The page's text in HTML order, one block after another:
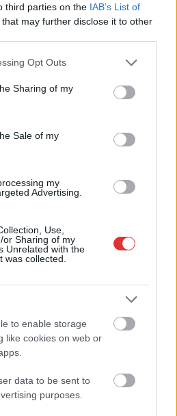
third parties on the IAB’s List of
that may further disclose it to other
app uses one or more Google
behaviour. You may click to
and its third-party tags to
purposes in below Google
Opt Outs
Sharing of my
Sale of my
my
Advertising.
Use,
or Sharing of my
Unrelated with the
was collected.
to enable storage
like cookies on web or
data to be sent to
purposes.
a Tisza Párt. A döntésről
közelről – heti
helyi sajtóból
az ipari park ellen....